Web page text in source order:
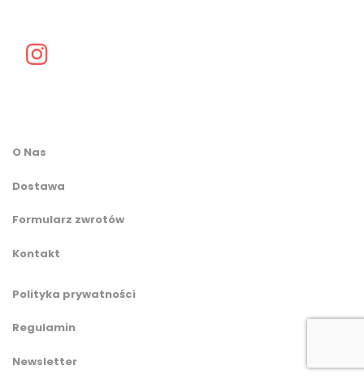
O Nas
Dostawa
Formularz zwrotów
Kontakt
Polityka prywatności
Regulamin
Newsletter